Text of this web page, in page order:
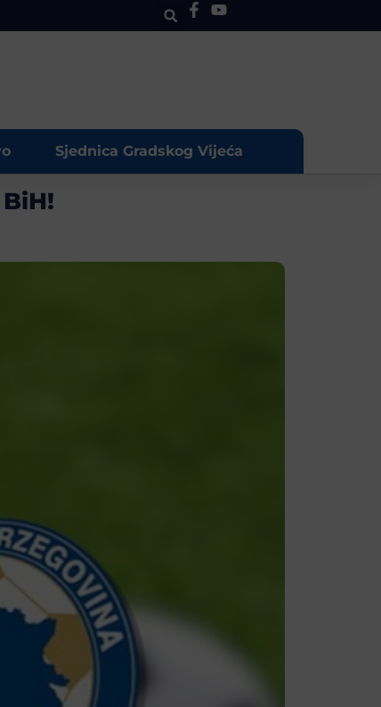
Sjednica Gradskog Vijeća